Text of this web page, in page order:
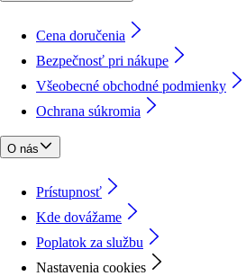
Cena doručenia
Bezpečnosť pri nákupe
Všeobecné obchodné podmienky
Ochrana súkromia
O nás
Prístupnosť
Kde dovážame
Poplatok za službu
Nastavenia cookies